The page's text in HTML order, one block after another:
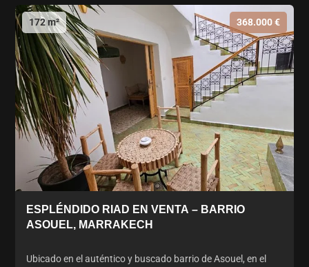
172 m² 368.000 €
ESPLÉNDIDO RIAD EN VENTA – BARRIO
ASOUEL, MARRAKECH
Ubicado en el auténtico y buscado barrio de Asouel, en el